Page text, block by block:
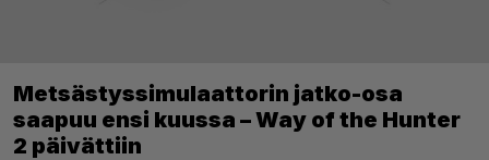
Metsästyssimulaattorin jatko-osa
saapuu ensi kuussa – Way of the Hunter
2 päivättiin